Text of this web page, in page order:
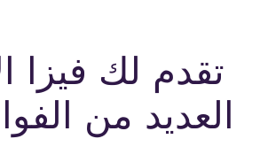
تقدم لك فيزا
العديد من